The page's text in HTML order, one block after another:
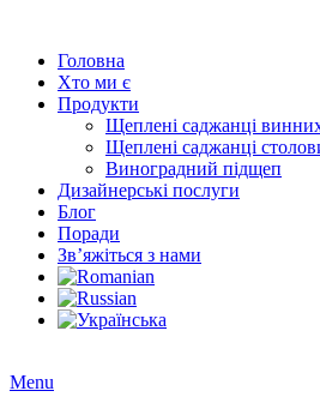
Головна
Хто ми є
Продукти
Щеплені саджанці винних
Щеплені саджанці
Виноградний підщеп
Дизайнерські послуги
Блог
Поради
Зв’яжіться з нами
Menu